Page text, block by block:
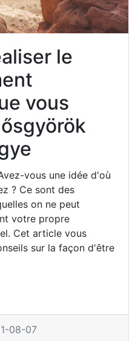
le
vous
vous une idée d'où
? Ce sont des
on ne peut
votre propre
Cet article vous
sur la façon d'être
08-07